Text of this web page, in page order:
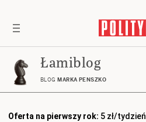
Łamiblog
BLOG MARKA PENSZKO
Oferta na pierwszy rok: 5 zł/tydzień